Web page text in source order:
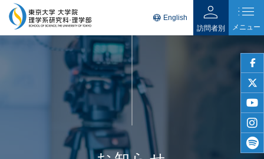
twitter
language English person
訪問者別
list
メニュー